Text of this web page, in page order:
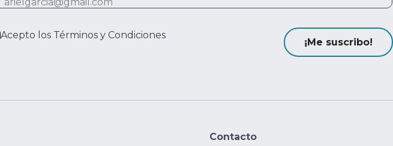
Acepto los Términos y Condiciones
¡Me suscribo!
Contacto